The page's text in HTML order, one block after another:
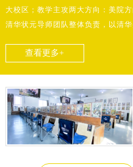
大校区；教学主攻两大方向：美院
清华状元导师团队整体负责，以清华
查看更多+